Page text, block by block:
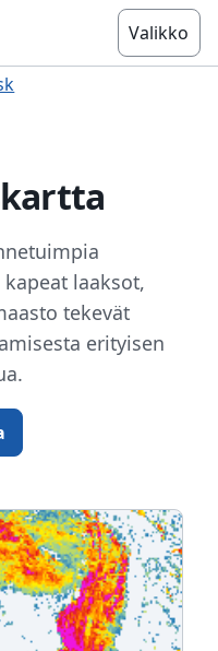
Valikko
laaksot,
tekevät
erityisen